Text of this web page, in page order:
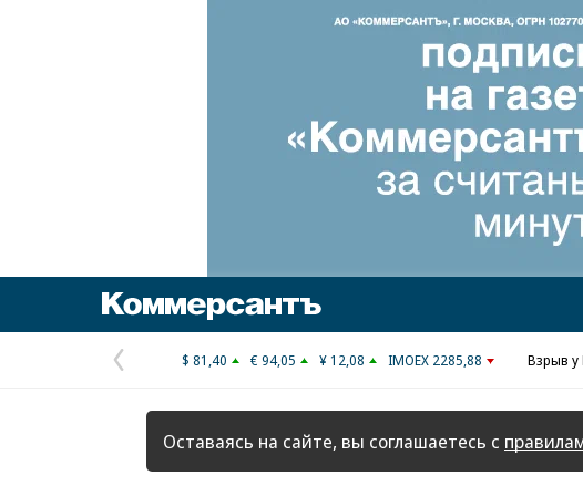
Предыдущая
страница
$ 81,40 € 94,05 ¥ 12,08 IMOEX 2285,88 Взрыв у
Оставаясь на сайте, вы соглашаетесь с